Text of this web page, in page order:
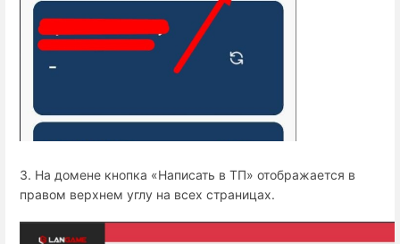
3. На домене кнопка «Написать в ТП» отображается в
правом верхнем углу на всех страницах.